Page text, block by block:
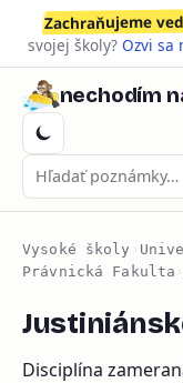
Zachraňujeme
svojej školy? Ozvi sa
nechodím
Vysoké školy ›
Právnická Fakulta
Disciplína